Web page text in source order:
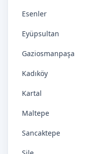
Esenler
Eyüpsultan
Gaziosmanpaşa
Kadıköy
Kartal
Maltepe
Sancaktepe